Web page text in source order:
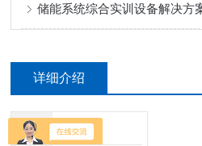
储能系统综合实训设备解决方
详细介绍
品牌 其他品牌